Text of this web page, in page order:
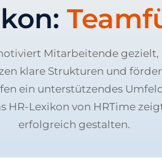
Mitarbeitende gezielt,
klare Strukturen und
ein unterstützendes
HR-Lexikon von HRTime
erfolgreich gestalten.